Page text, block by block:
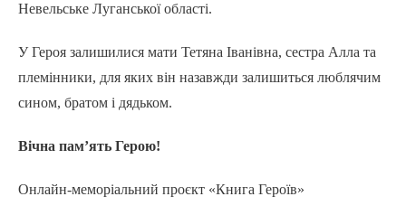
Невельське Луганської області.
У Героя залишилися мати Тетяна Іванівна, сестра Алла та
племінники, для яких він назавжди залишиться люблячим
сином, братом і дядьком.
Вічна пам’ять Герою!
Онлайн-меморіальний проєкт «Книга Героїв»